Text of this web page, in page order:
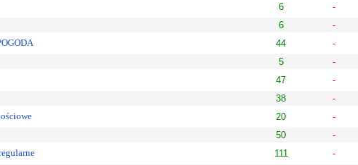
6 -
6 -
44 -
5 -
47 -
38 -
20 -
50 -
111 -